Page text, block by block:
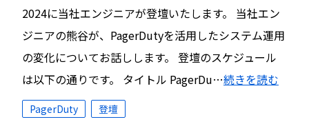
2024に当社エンジニアが登壇いたします。 当社エン
ジニアの熊谷が、PagerDutyを活用したシステム運用
の変化についてお話しします。 登壇のスケジュール
は以下の通りです。 タイトル PagerDu…続きを読む
PagerDuty 登壇